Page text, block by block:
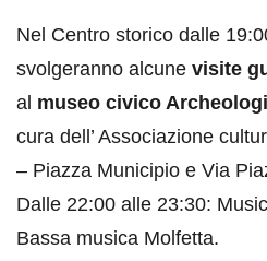
Nel Centro storico dalle
svolgeranno alcune visite
al museo civico
cura dell’ Associazione
– Piazza Municipio e Via
Dalle 22:00 alle 23:30:
Bassa musica Molfetta.